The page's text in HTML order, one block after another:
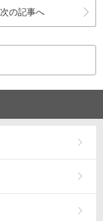
次の記事へ